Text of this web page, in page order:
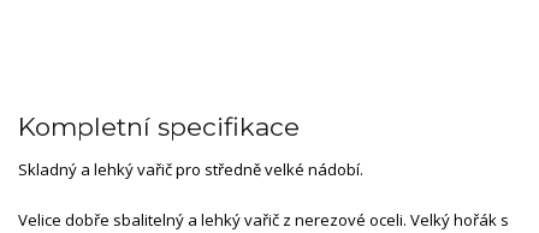
Kompletní specifikace
Skladný a lehký vařič pro středně velké nádobí.
Velice dobře sbalitelný a lehký vařič z nerezové oceli. Velký hořák s